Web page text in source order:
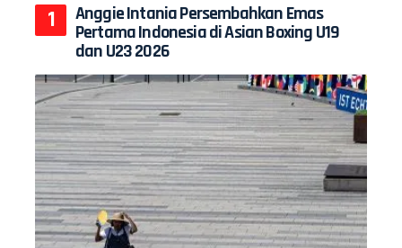
Anggie Intania Persembahkan Emas
Pertama Indonesia di Asian Boxing U19
dan U23 2026